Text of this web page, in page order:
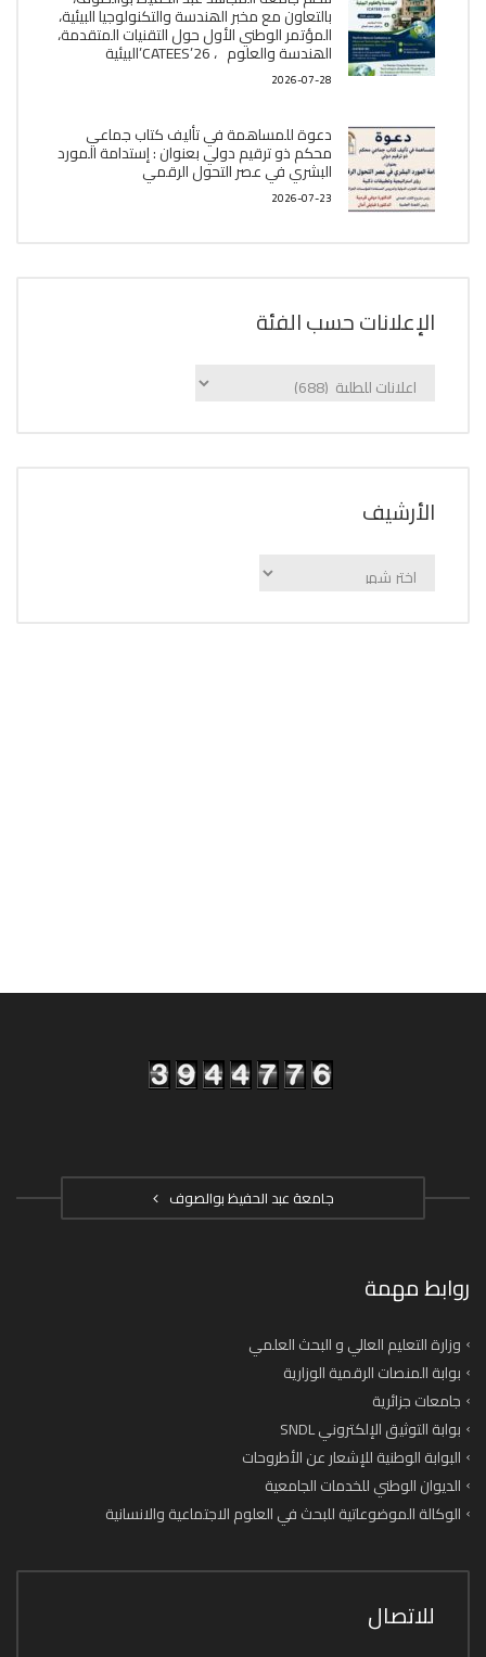
بالتعاون مع مخبر الھندسة والتكنولوجيا البیئیة،
المؤتمر الوطني الأول حول التقنيات المتقدمة،
الھندسة والعلوم ، CATEES’26’البیئية
2026-07-28
دعوة للمساهمة في تأليف كتاب جماعي
محكم ذو ترقيم دولي بعنوان : إستدامة المورد
البشري في عصر التحول الرقمي
2026-07-23
الإعلانات حسب الفئة
الإعلانات
اﻷرشيف
اﻷرشيف
جامعة عبد الحفيظ بوالصوف
روابط مهمة
وزارة التعليم العالي و البحث العلمي
بوابة المنصات الرقمية الوزارية
جامعات جزائرية
بوابة التوثيق الإلكتروني SNDL
البوابة الوطنية للإشعار عن الأطروحات
الديوان الوطني للخدمات الجامعية
الوكالة الموضوعاتية للبحث في العلوم الاجتماعية والانسانية
للاتصال